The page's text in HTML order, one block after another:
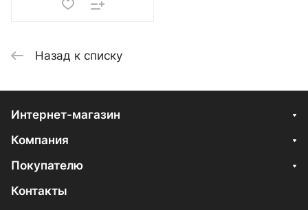
Назад к списку
Интернет-магазин
Компания
Покупателю
Контакты